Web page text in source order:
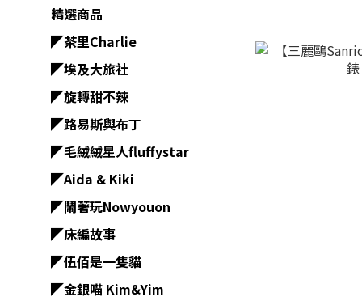
精選商品
◤茶里Charlie
◤埃及大旅社
◤旋轉甜不辣
◤路易斯與布丁
◤毛絨絨星人fluffystar
◤Aida & Kiki
◤鬧著玩Nowyouon
◤床編故事
◤伍佰是一隻貓
◤金銀喵 Kim&Yim